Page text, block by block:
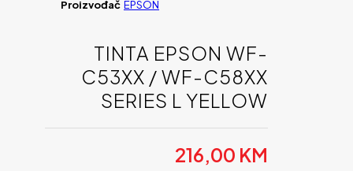
Proizvođač EPSON
TINTA EPSON WF-
C53XX / WF-C58XX
SERIES L YELLOW
216,00 KM